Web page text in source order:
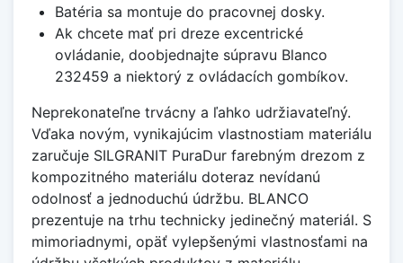
Batéria sa montuje do pracovnej dosky.
Ak chcete mať pri dreze excentrické
ovládanie, doobjednajte súpravu Blanco
232459 a niektorý z ovládacích gombíkov.
Neprekonateľne trvácny a ľahko udržiavateľný.
Vďaka novým, vynikajúcim vlastnostiam materiálu
zaručuje SILGRANIT PuraDur farebným drezom z
kompozitného materiálu doteraz nevídanú
odolnosť a jednoduchú údržbu. BLANCO
prezentuje na trhu technicky jedinečný materiál. S
mimoriadnymi, opäť vylepšenými vlastnosťami na